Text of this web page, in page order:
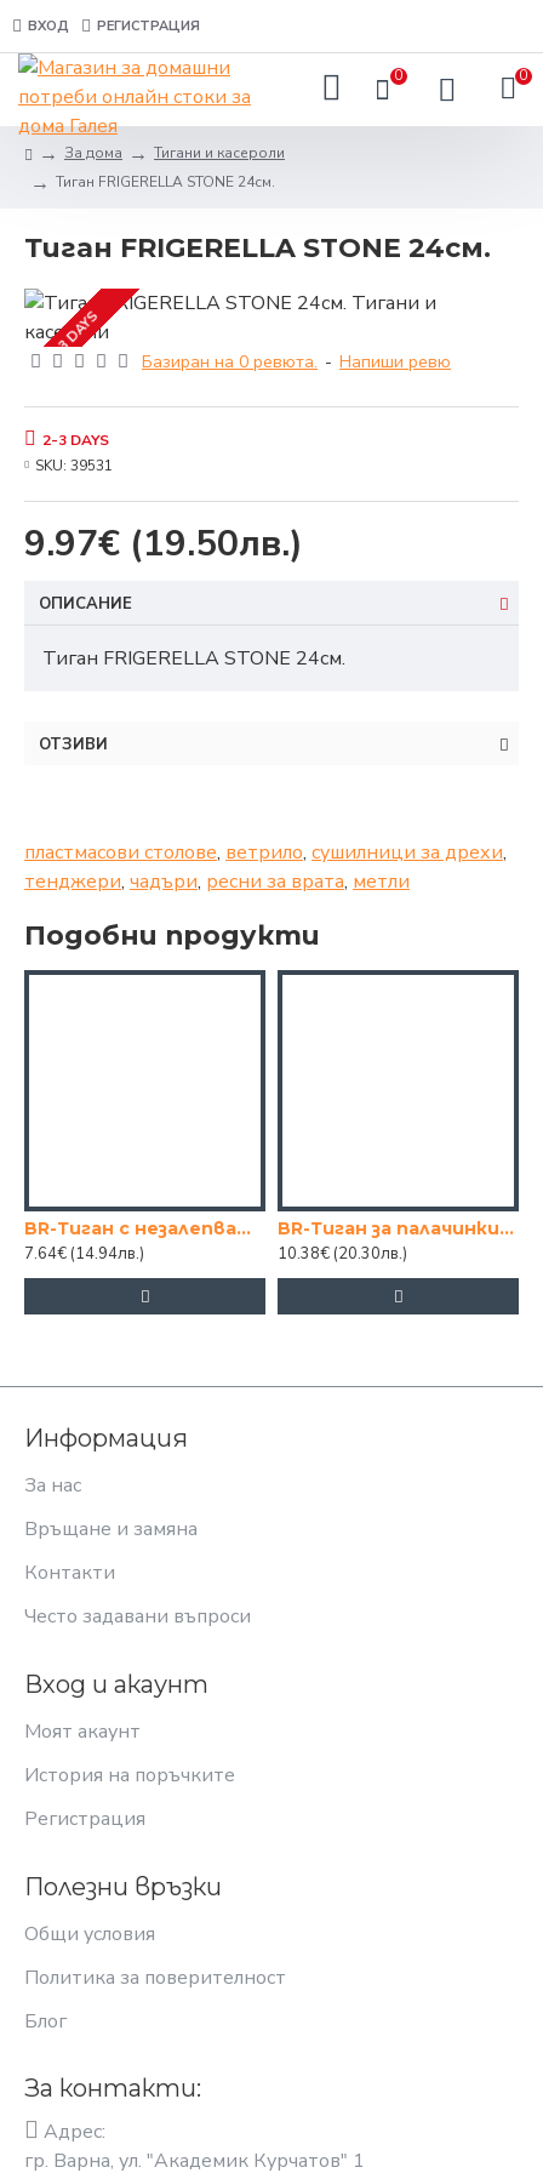
ВХОД РЕГИСТРАЦИЯ
0 0
За дома
Тигани и касероли
Тиган FRIGERELLA STONE 24см.
Тиган FRIGERELLA STONE 24см.
2-3 DAYS Базиран на 0 ревюта. - Напиши ревю
9.97€ (19.50лв.)
2-3 DAYS
SKU: 39531
ОПИСАНИЕ
Тиган FRIGERELLA STONE 24см.
ОТЗИВИ
пластмасови столове, ветрило, сушилници за дрехи,
тенджери, чадъри, ресни за врата, метли
Подобни продукти
BR-Тиган с незалепващо покритие 26cm. ЧЕРЕН
7.64€ (14.94лв.)
BR-Тиган за палачинки с незалепващо покритие 28cm
10.38€ (20.30лв.)
Информация
За нас
Връщане и замяна
Контакти
Често задавани въпроси
Вход и акаунт
Моят акаунт
История на поръчките
Регистрация
Полезни връзки
Общи условия
Политика за поверителност
Блог
За контакти:
Адрес:
гр. Варна, ул. "Академик Курчатов" 1